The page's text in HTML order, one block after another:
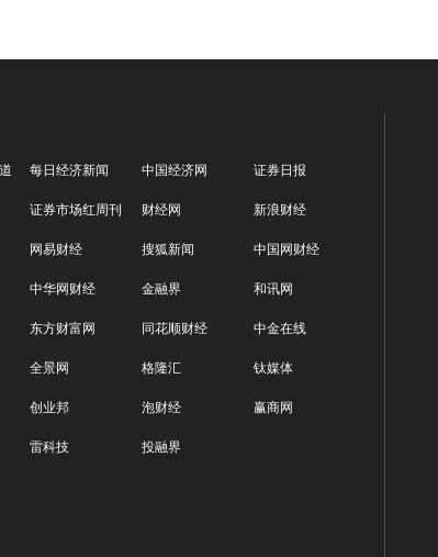
每日经济新闻 中国经济网 证券日报
证券市场红周刊 财经网 新浪财经
网易财经 搜狐新闻 中国网财经
中华网财经 金融界 和讯网
东方财富网 同花顺财经 中金在线
全景网 格隆汇 钛媒体
创业邦 泡财经 赢商网
雷科技 投融界